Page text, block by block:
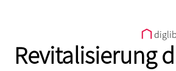
Revitalisierung